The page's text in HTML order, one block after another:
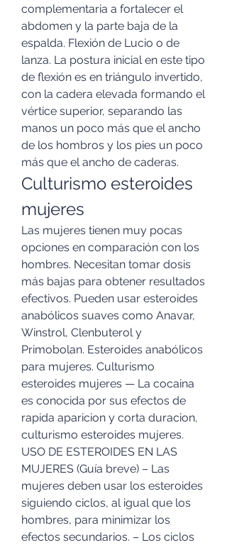
complementaria a fortalecer el
abdomen y la parte baja de la
espalda. Flexión de Lucio o de
lanza. La postura inicial en este tipo
de flexión es en triángulo invertido,
con la cadera elevada formando el
vértice superior, separando las
manos un poco más que el ancho
de los hombros y los pies un poco
más que el ancho de caderas.
Culturismo esteroides
mujeres
Las mujeres tienen muy pocas
opciones en comparación con los
hombres. Necesitan tomar dosis
más bajas para obtener resultados
efectivos. Pueden usar esteroides
anabólicos suaves como Anavar,
Winstrol, Clenbuterol y
Primobolan. Esteroides anabólicos
para mujeres. Culturismo
esteroides mujeres — La cocaina
es conocida por sus efectos de
rapida aparicion y corta duracion,
culturismo esteroides mujeres.
USO DE ESTEROIDES EN LAS
MUJERES (Guía breve) – Las
mujeres deben usar los esteroides
siguiendo ciclos, al igual que los
hombres, para minimizar los
efectos secundarios. – Los ciclos